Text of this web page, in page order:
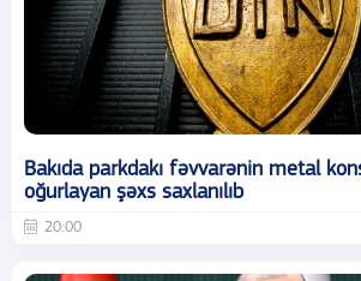
Bakıda parkdakı fəvvarənin metal
oğurlayan şəxs saxlanılıb
20:00